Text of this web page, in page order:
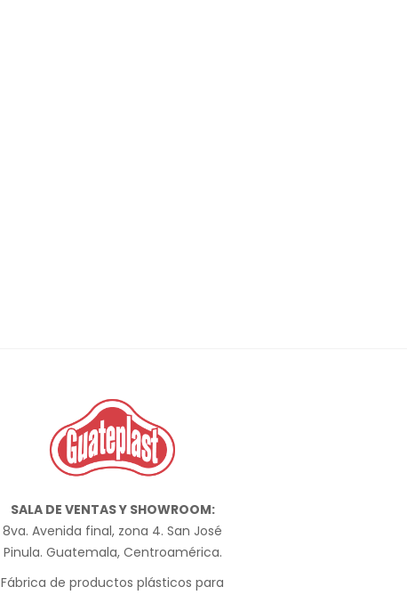
SALA DE VENTAS Y SHOWROOM:
8va. Avenida final, zona 4. San José
Pinula. Guatemala, Centroamérica.
Fábrica de productos plásticos para